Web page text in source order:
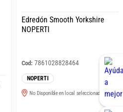
Edredón Smooth Yorkshire
NOPERTI
Cod: 7861028828464
NOPERTI
No Disponible en local seleccionado